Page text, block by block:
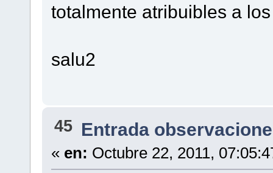
totalmente atribuibles a
salu2
45 Entrada
« en: Octubre 22, 2011,